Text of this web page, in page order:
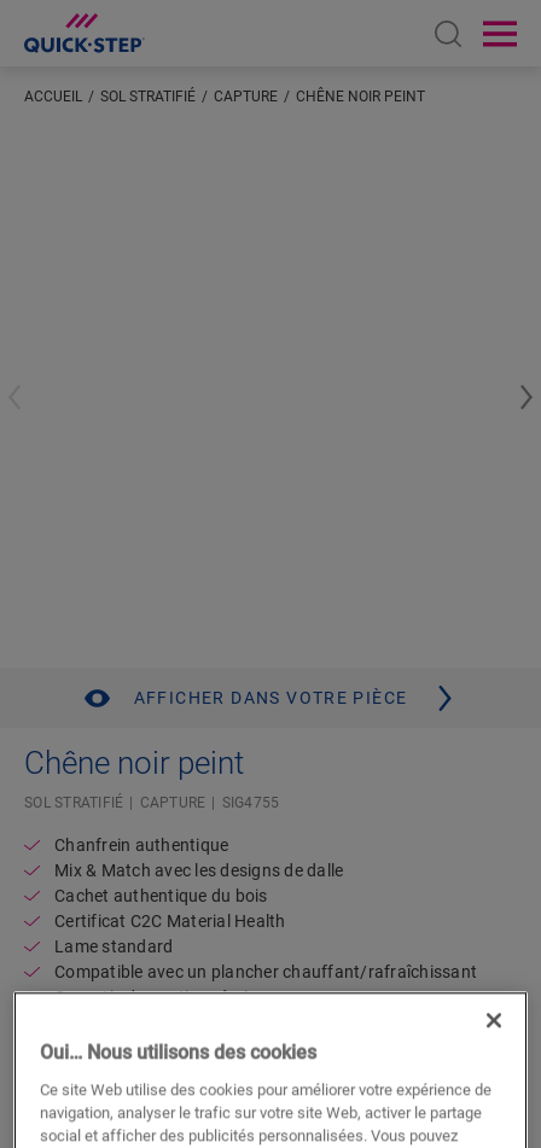
Open
ACCUEIL SOL STRATIFIÉ CAPTURE CHÊNE NOIR PEINT
AFFICHER DANS VOTRE PIÈCE
Chêne noir peint
SOL STRATIFIÉ CAPTURE SIG4755
Chanfrein authentique
Mix & Match avec les designs de dalle
Cachet authentique du bois
Certificat C2C Material Health
Lame standard
Compatible avec un plancher chauffant/rafraîchissant
Garantie domestique à vie
Trouvez un revendeur près de chez
vous
Oui… Nous utilisons des cookies
Ce site Web utilise des cookies pour améliorer votre expérience de
navigation, analyser le trafic sur votre site Web, activer le partage
social et afficher des publicités personnalisées. Vous pouvez